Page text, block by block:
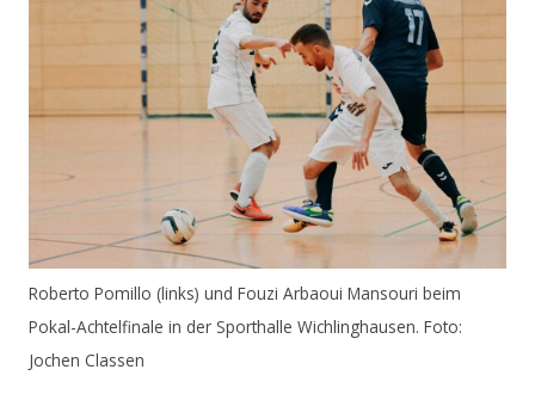
Roberto Pomillo (links) und Fouzi Arbaoui Mansouri beim
Pokal-Achtelfinale in der Sporthalle Wichlinghausen. Foto:
Jochen Classen